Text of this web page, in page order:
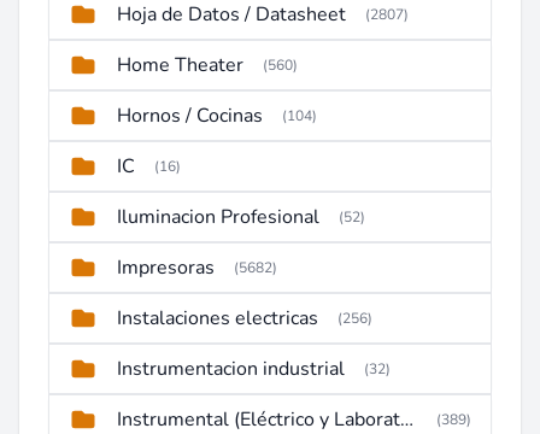
Hoja de Datos / Datasheet (2807)
Home Theater (560)
Hornos / Cocinas (104)
IC (16)
Iluminacion Profesional (52)
Impresoras (5682)
Instalaciones electricas (256)
Instrumentacion industrial (32)
Instrumental (Eléctrico y Laboratorio) (389)